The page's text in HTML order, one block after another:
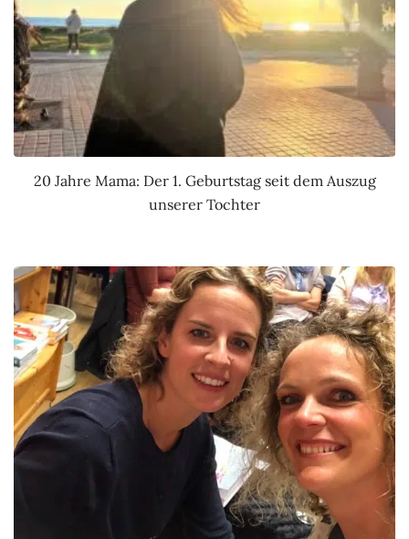
20 Jahre Mama: Der 1. Geburtstag seit dem Auszug
unserer Tochter